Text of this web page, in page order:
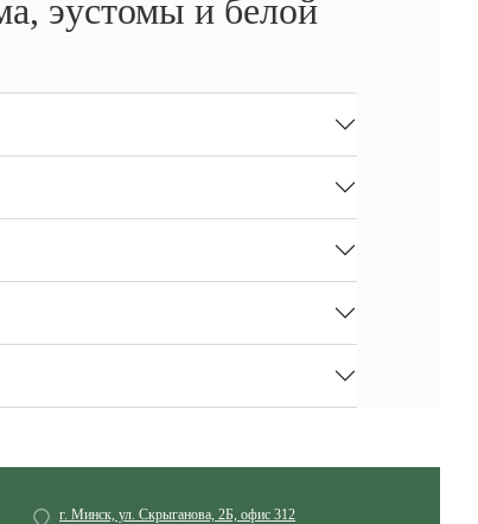
эустомы и белой
г. Минск, ул. Скрыганова, 2Б, офис 312